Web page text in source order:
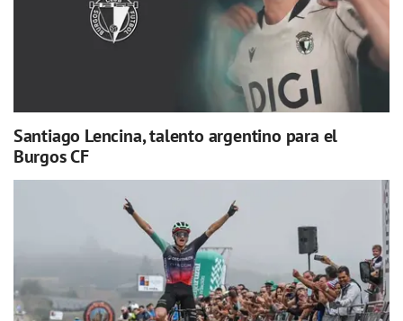
Santiago Lencina, talento argentino para el
Burgos CF